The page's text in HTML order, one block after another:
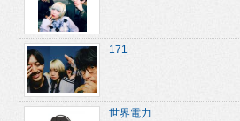
171
世界電力